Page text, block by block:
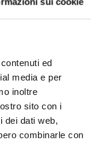
ed
media e per
inoltre
sito con i
dei dati web,
combinarle con